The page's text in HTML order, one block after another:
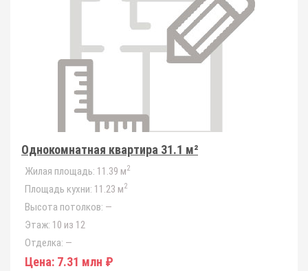
Однокомнатная квартира 31.1 м²
Жилая площадь: 11.39 м2
Площадь кухни: 11.23 м2
Высота потолков: —
Этаж: 10 из 12
Отделка: —
Цена: 7.31 млн ₽